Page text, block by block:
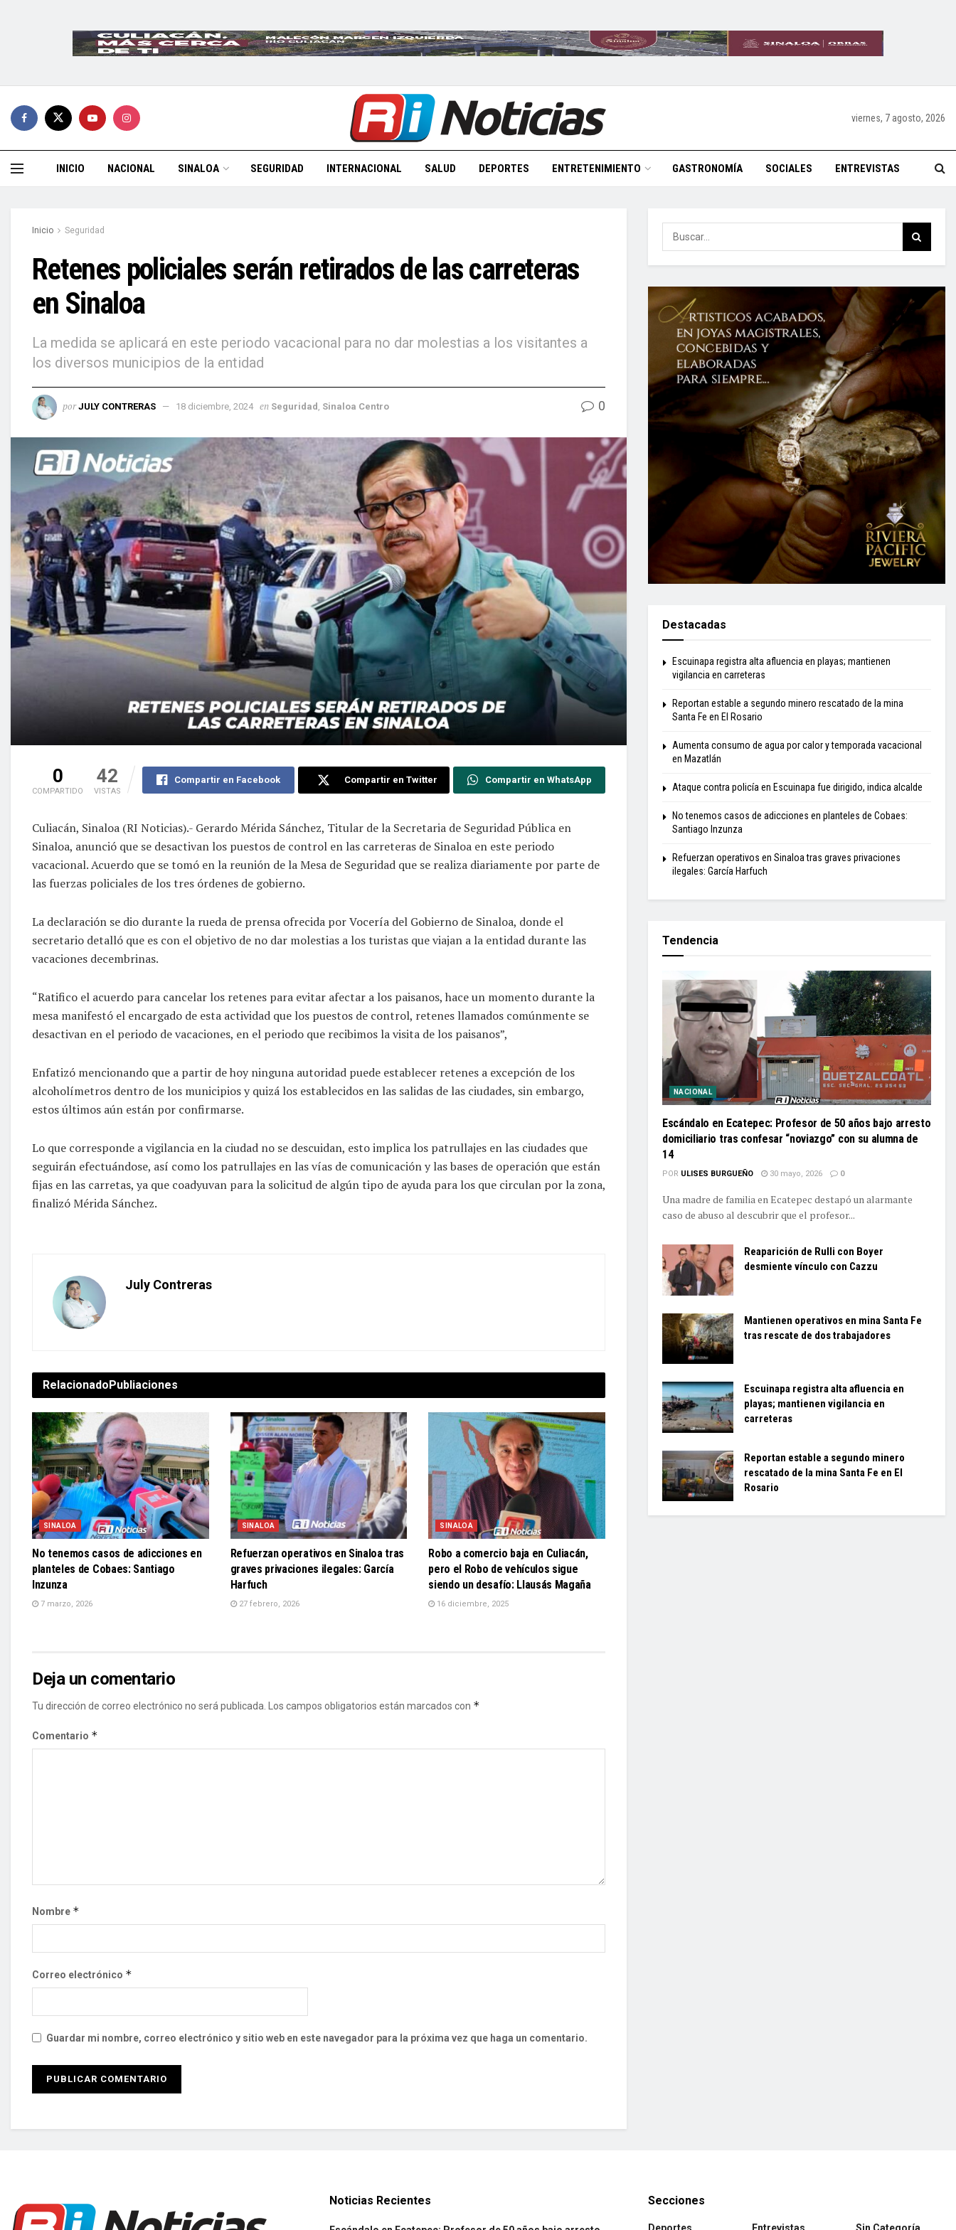
viernes, 7 agosto, 2026
INICIO NACIONAL SINALOA SEGURIDAD INTERNACIONAL SALUD DEPORTES ENTRETENIMIENTO GASTRONOMÍA SOCIALES ENTREVISTAS
Inicio Seguridad
Retenes policiales serán retirados de las carreteras
en Sinaloa
La medida se aplicará en este periodo vacacional para no dar molestias a los visitantes a
los diversos municipios de la entidad
por JULY CONTRERAS 18 diciembre, 2024 en Seguridad Sinaloa Centro 0
0
COMPARTIDO
42
VISTAS
Compartir en Facebook Compartir en Twitter Compartir en WhatsApp
Culiacán, Sinaloa (RI Noticias).- Gerardo Mérida Sánchez, Titular de la Secretaria de Seguridad Pública en
Sinaloa, anunció que se desactivan los puestos de control en las carreteras de Sinaloa en este periodo
vacacional. Acuerdo que se tomó en la reunión de la Mesa de Seguridad que se realiza diariamente por parte de
las fuerzas policiales de los tres órdenes de gobierno.
La declaración se dio durante la rueda de prensa ofrecida por Vocería del Gobierno de Sinaloa, donde el
secretario detalló que es con el objetivo de no dar molestias a los turistas que viajan a la entidad durante las
vacaciones decembrinas.
“Ratifico el acuerdo para cancelar los retenes para evitar afectar a los paisanos, hace un momento durante la
mesa manifestó el encargado de esta actividad que los puestos de control, retenes llamados comúnmente se
desactivan en el periodo de vacaciones, en el periodo que recibimos la visita de los paisanos”,
Enfatizó mencionando que a partir de hoy ninguna autoridad puede establecer retenes a excepción de los
alcoholímetros dentro de los municipios y quizá los establecidos en las salidas de las ciudades, sin embargo,
estos últimos aún están por confirmarse.
Lo que corresponde a vigilancia en la ciudad no se descuidan, esto implica los patrullajes en las ciudades que
seguirán efectuándose, así como los patrullajes en las vías de comunicación y las bases de operación que están
fijas en las carretas, ya que coadyuvan para la solicitud de algún tipo de ayuda para los que circulan por la zona,
finalizó Mérida Sánchez.
July Contreras
RelacionadoPubliaciones
SINALOA
No tenemos casos de adicciones en
planteles de Cobaes: Santiago
Inzunza
7 marzo, 2026
SINALOA
Refuerzan operativos en Sinaloa tras
graves privaciones ilegales: García
Harfuch
27 febrero, 2026
SINALOA
Robo a comercio baja en Culiacán,
pero el Robo de vehículos sigue
siendo un desafío: Llausás Magaña
16 diciembre, 2025
Deja un comentario
Tu dirección de correo electrónico no será publicada. Los campos obligatorios están marcados con *
Comentario *
Nombre *
Correo electrónico *
Guardar mi nombre, correo electrónico y sitio web en este navegador para la próxima vez que haga un comentario.
Destacadas
Escuinapa registra alta afluencia en playas; mantienen
vigilancia en carreteras
Reportan estable a segundo minero rescatado de la mina
Santa Fe en El Rosario
Aumenta consumo de agua por calor y temporada vacacional
en Mazatlán
Ataque contra policía en Escuinapa fue dirigido, indica alcalde
No tenemos casos de adicciones en planteles de Cobaes:
Santiago Inzunza
Refuerzan operativos en Sinaloa tras graves privaciones
ilegales: García Harfuch
Tendencia
NACIONAL
Escándalo en Ecatepec: Profesor de 50 años bajo arresto
domiciliario tras confesar “noviazgo” con su alumna de
14
POR ULISES BURGUEÑO 30 mayo, 2026 0
Una madre de familia en Ecatepec destapó un alarmante
caso de abuso al descubrir que el profesor...
Reaparición de Rulli con Boyer
desmiente vínculo con Cazzu
Mantienen operativos en mina Santa Fe
tras rescate de dos trabajadores
Escuinapa registra alta afluencia en
playas; mantienen vigilancia en
carreteras
Reportan estable a segundo minero
rescatado de la mina Santa Fe en El
Rosario
Noticias Recientes Secciones
Deportes Entrevistas Sin Categoría